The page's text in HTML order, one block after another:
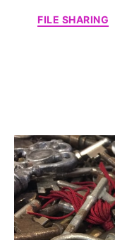
FILE SHARING